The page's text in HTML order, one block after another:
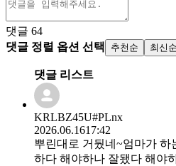
댓글 64
댓글 정렬 옵션 선택
추천순 최신순
댓글 리스트
KRLBZ45U#PLnx
2026.06.1617:42
뿌린대로 거뒀네~엄마가
하다 해야하나 잘됐다 해야